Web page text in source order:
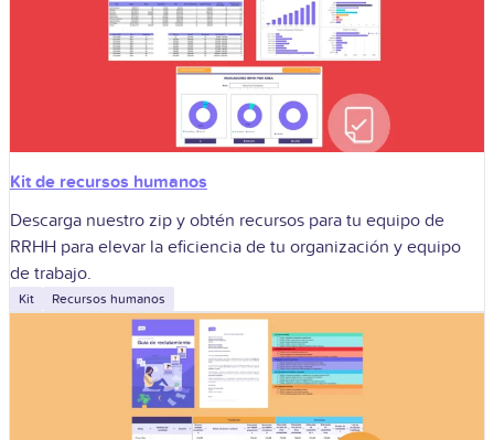
Kit de recursos humanos
Descarga nuestro zip y obtén recursos para tu equipo de
RRHH para elevar la eficiencia de tu organización y equipo
de trabajo.
Kit Recursos humanos